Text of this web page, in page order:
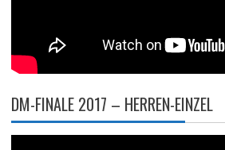
DM-FINALE 2017 – HERREN-EINZEL